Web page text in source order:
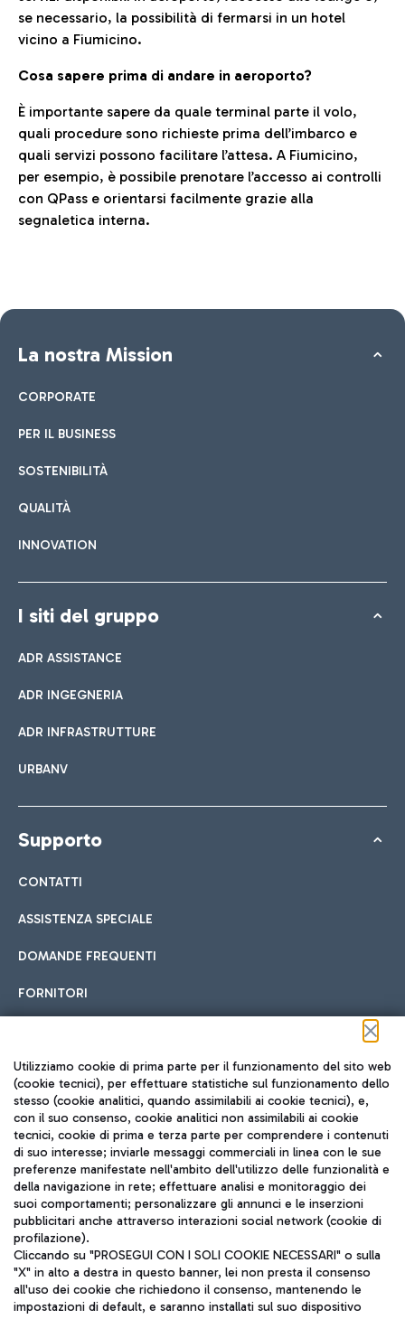
se necessario, la possibilità di fermarsi in un hotel
vicino a Fiumicino.
Cosa sapere prima di andare in aeroporto?
È importante sapere da quale terminal parte il volo,
quali procedure sono richieste prima dell’imbarco e
quali servizi possono facilitare l’attesa. A Fiumicino,
per esempio, è possibile prenotare l’accesso ai controlli
con QPass e orientarsi facilmente grazie alla
segnaletica interna.
La nostra Mission
CORPORATE
PER IL BUSINESS
SOSTENIBILITÀ
QUALITÀ
INNOVATION
I siti del gruppo
ADR ASSISTANCE
ADR INGEGNERIA
ADR INFRASTRUTTURE
URBANV
Supporto
CONTATTI
ASSISTENZA SPECIALE
DOMANDE FREQUENTI
FORNITORI
Seguici sui social
TRAVEL JOURNAL
ITA
Utilizziamo cookie di prima parte per il funzionamento del sito web
(cookie tecnici), per effettuare statistiche sul funzionamento dello
stesso (cookie analitici, quando assimilabili ai cookie tecnici), e,
con il suo consenso, cookie analitici non assimilabili ai cookie
tecnici, cookie di prima e terza parte per comprendere i contenuti
di suo interesse; inviarle messaggi commerciali in linea con le sue
preferenze manifestate nell'ambito dell'utilizzo delle funzionalità e
della navigazione in rete; effettuare analisi e monitoraggio dei
suoi comportamenti; personalizzare gli annunci e le inserzioni
pubblicitari anche attraverso interazioni social network (cookie di
profilazione).
Cliccando su "PROSEGUI CON I SOLI COOKIE NECESSARI" o sulla
"X" in alto a destra in questo banner, lei non presta il consenso
all'uso dei cookie che richiedono il consenso, mantenendo le
impostazioni di default, e saranno installati sul suo dispositivo